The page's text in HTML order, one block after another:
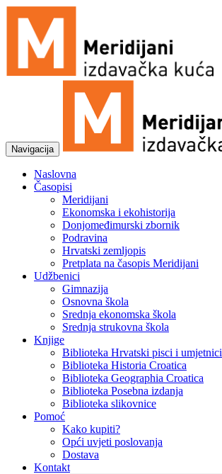
Navigacija
Naslovna
Časopisi
Meridijani
Ekonomska i ekohistorija
Donjomeđimurski zbornik
Podravina
Hrvatski zemljopis
Pretplata na časopis Meridijani
Udžbenici
Gimnazija
Osnovna škola
Srednja ekonomska škola
Srednja strukovna škola
Knjige
Biblioteka Hrvatski pisci i umjetnici
Biblioteka Historia Croatica
Biblioteka Geographia Croatica
Biblioteka Posebna izdanja
Biblioteka slikovnice
Pomoć
Kako kupiti?
Opći uvjeti poslovanja
Dostava
Kontakt